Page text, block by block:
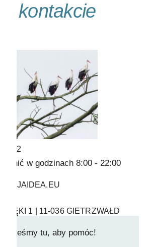
kontakcie
572
w godzinach 8:00 - 22:00
1 | 11-036 GIETRZWAŁD
Jesteśmy tu, aby pomóc!